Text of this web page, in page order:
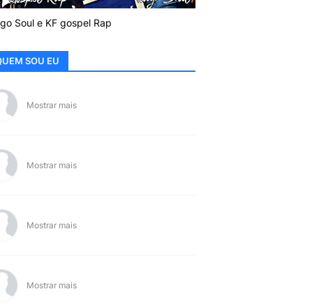
Soul e KF gospel Rap
SOU EU
Mostrar mais
Mostrar mais
Mostrar mais
Mostrar mais